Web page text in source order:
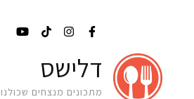
דלישס
מתכונים מנצחים